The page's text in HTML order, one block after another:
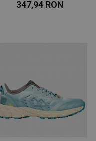
347,94 RON